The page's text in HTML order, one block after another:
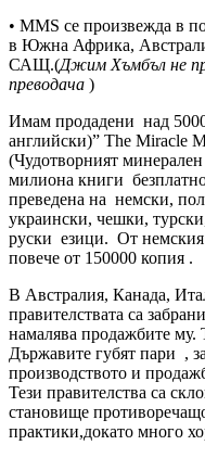
• MMS се произвежда в
в Южна Африка,
САЩ.(Джим Хъмбъл не
преводача )
Имам продадени над
английски)” The Miracle
(Чудотворният
милиона книги
преведена на немски,
украински, чешки,
руски езици. От немския
повече от 150000 копия .
В Австралия, Канада,
правителствата са
намалява продажбите му.
Държавите губят пари ,
производството и
Тези правителства са
становище
практики,докато много